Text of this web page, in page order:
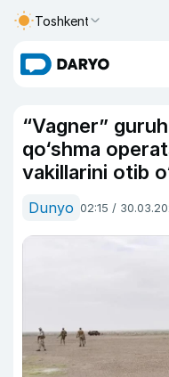
Toshkent
“Vagner”
qo‘shma
vakillarini otib
Dunyo 02:15 /